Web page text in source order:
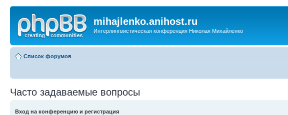
mihajlenko.anihost.ru
Интерлингвистическая конференция Николая Михайленко
Список форумов
Часто задаваемые вопросы
Вход на конференцию и регистрация